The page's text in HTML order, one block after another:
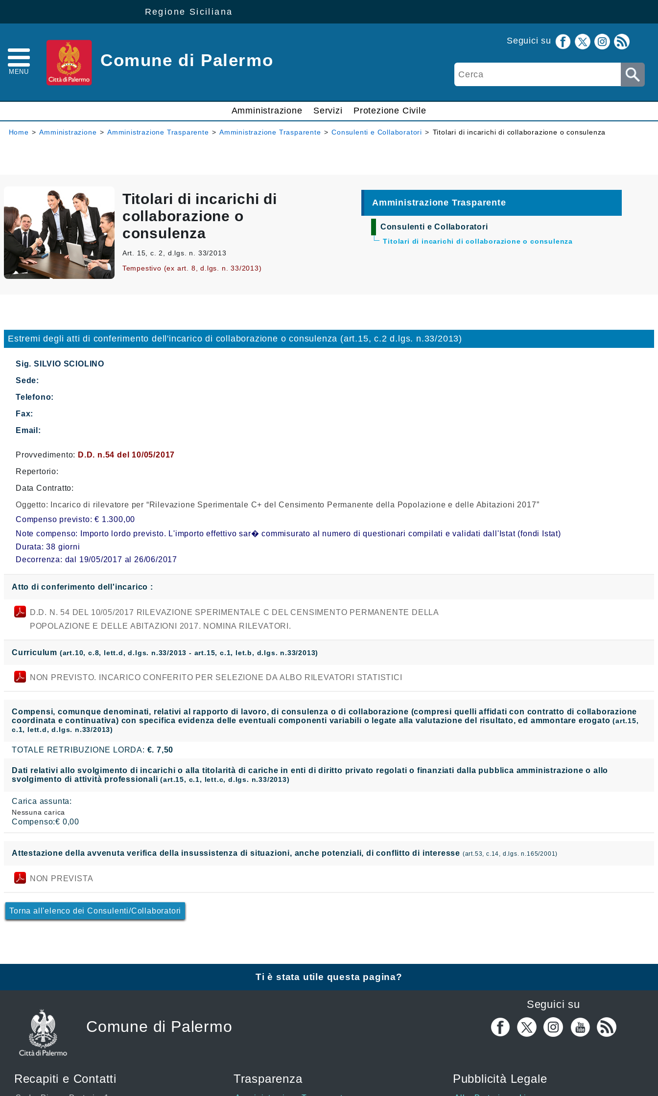
Regione Siciliana
MENU
Comune di Palermo
Seguici su
Amministrazione Servizi Protezione Civile
Home > Amministrazione > Amministrazione Trasparente > Amministrazione Trasparente > Consulenti e Collaboratori > Titolari di incarichi di collaborazione o consulenza
Titolari di incarichi di
collaborazione o
consulenza
Art. 15, c. 2, d.lgs. n. 33/2013
Tempestivo (ex art. 8, d.lgs. n. 33/2013)
Amministrazione Trasparente
Consulenti e Collaboratori
Titolari di incarichi di collaborazione o consulenza
Estremi degli atti di conferimento dell'incarico di collaborazione o consulenza (art.15, c.2 d.lgs. n.33/2013)
Sig. SILVIO SCIOLINO
Sede:
Telefono:
Fax:
Email:
Provvedimento: D.D. n.54 del 10/05/2017
Repertorio:
Data Contratto:
Oggetto:
Incarico di rilevatore per “Rilevazione Sperimentale C+ del Censimento Permanente della Popolazione e delle Abitazioni 2017”
Compenso previsto: € 1.300,00
Note compenso: Importo lordo previsto. L'importo effettivo sar� commisurato al numero di questionari compilati e validati dall'Istat (fondi Istat)
Durata: 38 giorni
Decorrenza: dal 19/05/2017 al 26/06/2017
Atto di conferimento dell'incarico :
D.D. N. 54 DEL 10/05/2017 RILEVAZIONE SPERIMENTALE C DEL CENSIMENTO PERMANENTE DELLA
POPOLAZIONE E DELLE ABITAZIONI 2017. NOMINA RILEVATORI.
Curriculum (art.10, c.8, lett.d, d.lgs. n.33/2013 - art.15, c.1, let.b, d.lgs. n.33/2013)
NON PREVISTO. INCARICO CONFERITO PER SELEZIONE DA ALBO RILEVATORI STATISTICI
Compensi, comunque denominati, relativi al rapporto di lavoro, di consulenza o di collaborazione (compresi quelli affidati con contratto di collaborazione
coordinata e continuativa) con specifica evidenza delle eventuali componenti variabili o legate alla valutazione del risultato, ed ammontare erogato(art.15,
c.1, lett.d, d.lgs. n.33/2013)
TOTALE RETRIBUZIONE LORDA: €. 7,50
Dati relativi allo svolgimento di incarichi o alla titolarità di cariche in enti di diritto privato regolati o finanziati dalla pubblica amministrazione o allo
svolgimento di attività professionali(art.15, c.1, lett.c, d.lgs. n.33/2013)
Carica assunta:
Nessuna carica
Compenso:€ 0,00
Attestazione della avvenuta verifica della insussistenza di situazioni, anche potenziali, di conflitto di interesse (art.53, c.14, d.lgs. n.165/2001)
NON PREVISTA
Torna all'elenco dei Consulenti/Collaboratori
Ti è stata utile questa pagina?
Comune di Palermo
Recapiti e Contatti Trasparenza Pubblicità Legale
Seguici su